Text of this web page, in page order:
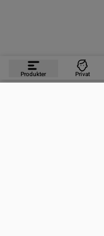
Produkter Privat